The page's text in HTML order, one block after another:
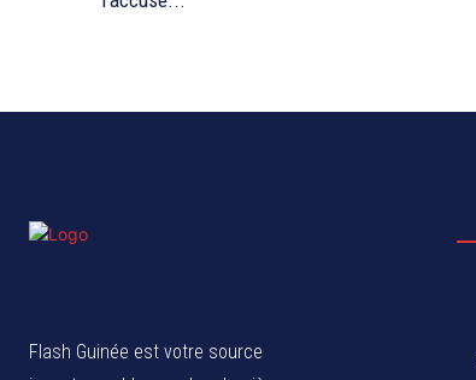
Flash Guinée est votre source